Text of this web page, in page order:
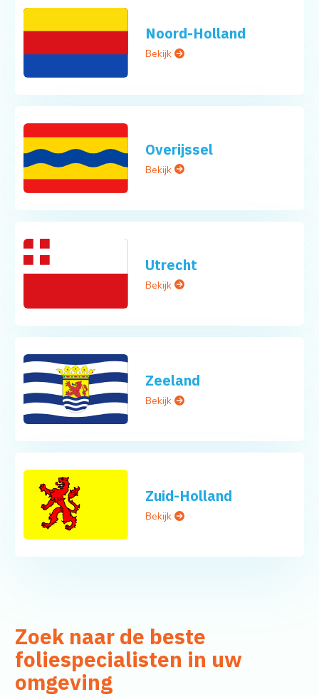
Noord-Holland
Bekijk
Overijssel
Bekijk
Utrecht
Bekijk
Zeeland
Bekijk
Zuid-Holland
Bekijk
Zoek naar de beste
foliespecialisten in uw
omgeving